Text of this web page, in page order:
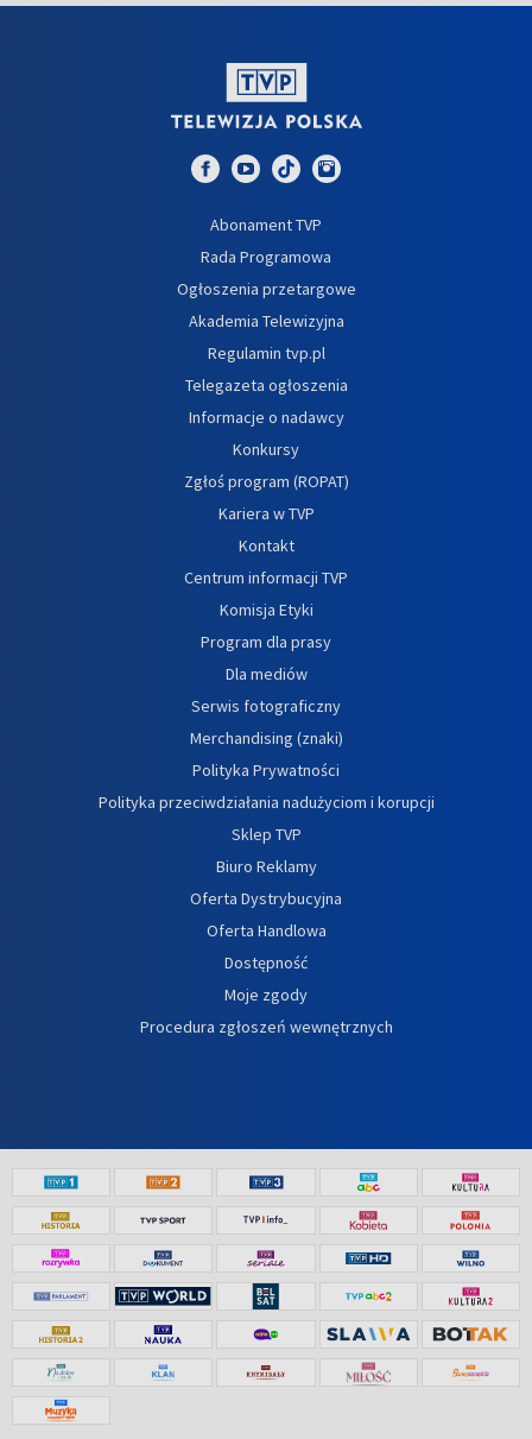
Abonament TVP
Rada Programowa
Ogłoszenia przetargowe
Akademia Telewizyjna
Regulamin tvp.pl
Telegazeta ogłoszenia
Informacje o nadawcy
Konkursy
Zgłoś program (ROPAT)
Kariera w TVP
Kontakt
Centrum informacji TVP
Komisja Etyki
Program dla prasy
Dla mediów
Serwis fotograficzny
Merchandising (znaki)
Polityka Prywatności
Polityka przeciwdziałania nadużyciom i korupcji
Sklep TVP
Biuro Reklamy
Oferta Dystrybucyjna
Oferta Handlowa
Dostępność
Moje zgody
Procedura zgłoszeń wewnętrznych